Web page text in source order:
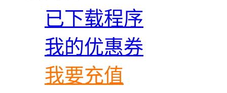
已下载程序
我的优惠券
我要充值